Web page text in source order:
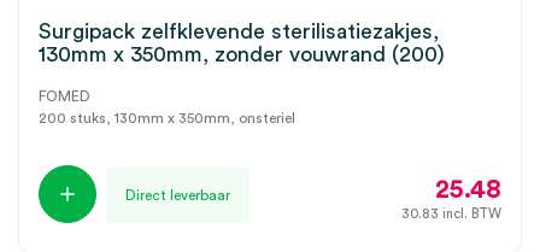
Surgipack zelfklevende sterilisatiezakjes,
130mm x 350mm, zonder vouwrand (200)
FOMED
200 stuks, 130mm x 350mm, onsteriel
Direct leverbaar 25.48
30.83 incl. BTW